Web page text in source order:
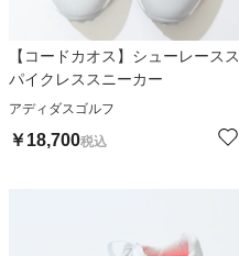
【コードカオス】シューレースス
パイクレススニーカー
アディダスゴルフ
￥18,700税込